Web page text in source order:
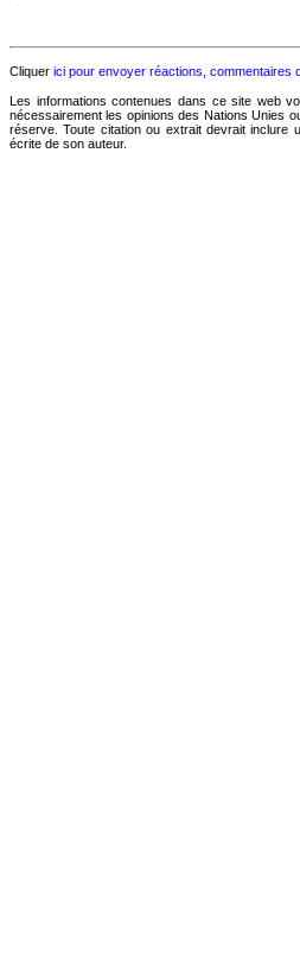
Cliquer ici pour envoyer réactions, commentaires
Les informations contenues dans ce site web
nécessairement les opinions des Nations Unies
réserve. Toute citation ou extrait devrait inclure
écrite de son auteur.